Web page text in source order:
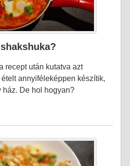
recept után kutatva azt
annyiféleképpen készítik,
ház. De hol hogyan?